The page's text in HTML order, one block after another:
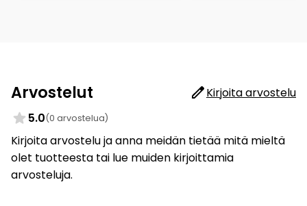
Arvostelut
Kirjoita arvostelu
5.0(0 arvostelua)
Kirjoita arvostelu ja anna meidän tietää mitä mieltä
olet tuotteesta tai lue muiden kirjoittamia
arvosteluja.